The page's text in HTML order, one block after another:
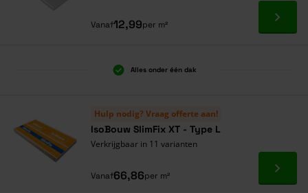
Vanaf12,99per m² Ga
Alles onder één dak
Hulp nodig? Vraag offerte aan!
IsoBouw SlimFix XT - Type L
Verkrijgbaar in 11 varianten
Vanaf66,86per m² Ga